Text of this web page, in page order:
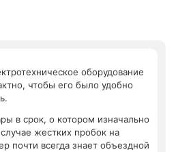
оборудование
чтобы его было удобно
в срок, о котором изначально
жестких пробок на
почти всегда знает объездной